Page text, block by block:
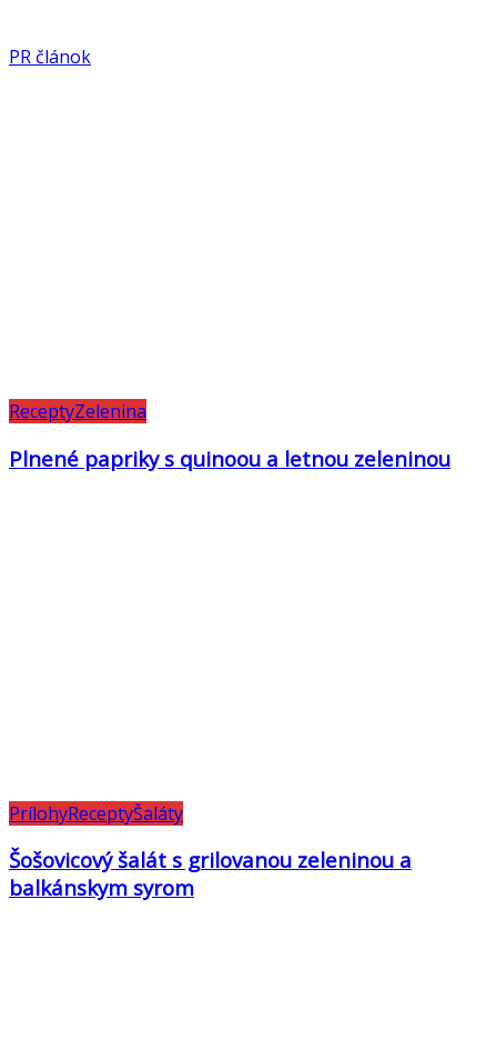
PR článok
ReceptyZelenina
Plnené papriky s quinoou a letnou zeleninou
PrílohyReceptyŠaláty
Šošovicový šalát s grilovanou zeleninou a
balkánskym syrom